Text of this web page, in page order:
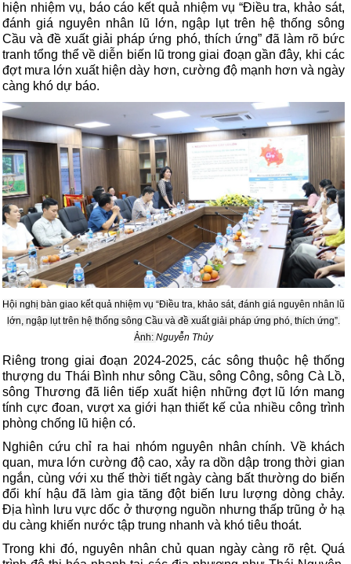
hiện nhiệm vụ, báo cáo kết quả nhiệm vụ “Điều tra, khảo sát,
đánh giá nguyên nhân lũ lớn, ngập lụt trên hệ thống sông
Cầu và đề xuất giải pháp ứng phó, thích ứng” đã làm rõ bức
tranh tổng thể về diễn biến lũ trong giai đoạn gần đây, khi các
đợt mưa lớn xuất hiện dày hơn, cường độ mạnh hơn và ngày
càng khó dự báo.
Hội nghị bàn giao kết quả nhiệm vụ “Điều tra, khảo sát, đánh giá nguyên nhân lũ
lớn, ngập lụt trên hệ thống sông Cầu và đề xuất giải pháp ứng phó, thích ứng”.
Ảnh: Nguyễn Thủy
Riêng trong giai đoạn 2024-2025, các sông thuộc hệ thống
thượng du Thái Bình như sông Cầu, sông Công, sông Cà Lồ,
sông Thương đã liên tiếp xuất hiện những đợt lũ lớn mang
tính cực đoan, vượt xa giới hạn thiết kế của nhiều công trình
phòng chống lũ hiện có.
Nghiên cứu chỉ ra hai nhóm nguyên nhân chính. Về khách
quan, mưa lớn cường độ cao, xảy ra dồn dập trong thời gian
ngắn, cùng với xu thế thời tiết ngày càng bất thường do biến
đổi khí hậu đã làm gia tăng đột biến lưu lượng dòng chảy.
Địa hình lưu vực dốc ở thượng nguồn nhưng thấp trũng ở hạ
du càng khiến nước tập trung nhanh và khó tiêu thoát.
Trong khi đó, nguyên nhân chủ quan ngày càng rõ rệt. Quá